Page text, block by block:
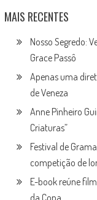
MAIS RECENTES
Nosso Segredo:
Grace Passô
Apenas uma
de Veneza
Anne Pinheiro
Criaturas”
Festival de
competição de
E-book reúne
da Copa